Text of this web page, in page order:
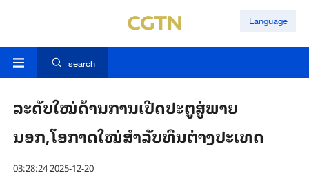
Language
search
ລະດັບໃໝ່ດ້ານການເປີດປະຕູສູ່ພາຍ
ນອກ,ໂອກາດໃໝ່ສຳລັບທຶນຕ່າງປະເທດ
03:28:24 2025-12-20